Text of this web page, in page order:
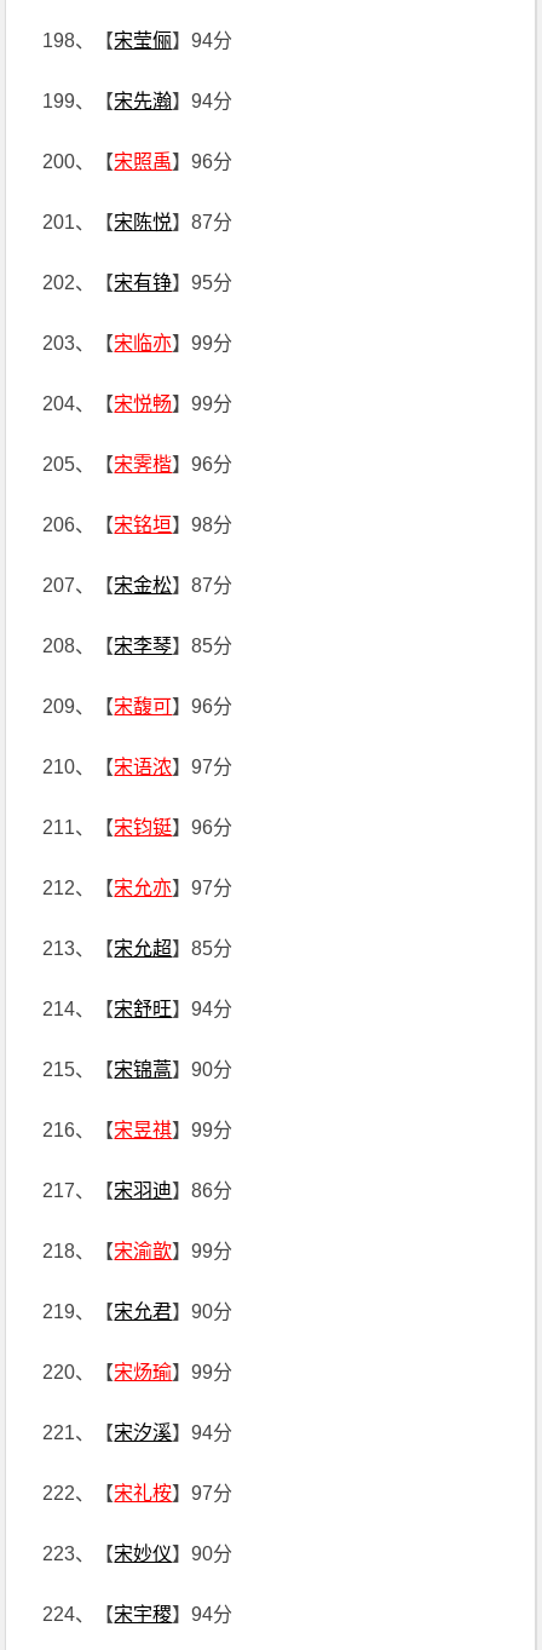
198、【宋莹俪】94分
199、【宋先瀚】94分
200、【宋照禹】96分
201、【宋陈悦】87分
202、【宋有铮】95分
203、【宋临亦】99分
204、【宋悦畅】99分
205、【宋霁楷】96分
206、【宋铭垣】98分
207、【宋金松】87分
208、【宋李琴】85分
209、【宋馥可】96分
210、【宋语浓】97分
211、【宋钧铤】96分
212、【宋允亦】97分
213、【宋允超】85分
214、【宋舒旺】94分
215、【宋锦蒿】90分
216、【宋昱祺】99分
217、【宋羽迪】86分
218、【宋渝歆】99分
219、【宋允君】90分
220、【宋炀瑜】99分
221、【宋汐溪】94分
222、【宋礼桉】97分
223、【宋妙仪】90分
224、【宋宇稷】94分